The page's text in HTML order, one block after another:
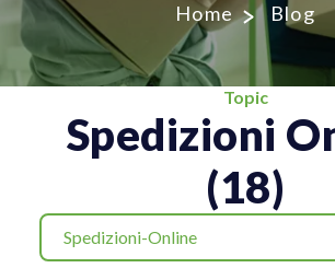
Home Blog
Topic
Spedizioni
(18)
Spedizioni-Online